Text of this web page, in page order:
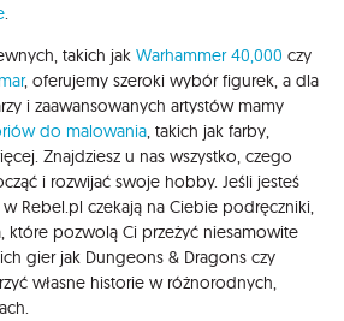
takich jak Warhammer 40,000 czy
, oferujemy szeroki wybór figurek, a dla
i zaawansowanych artystów mamy
do malowania , takich jak farby,
Znajdziesz u nas wszystko, czego
i rozwijać swoje hobby. Jeśli jesteś
, w Rebel.pl czekają na Ciebie podręczniki,
które pozwolą Ci przeżyć niesamowite
gier jak Dungeons & Dragons czy
własne historie w różnorodnych,